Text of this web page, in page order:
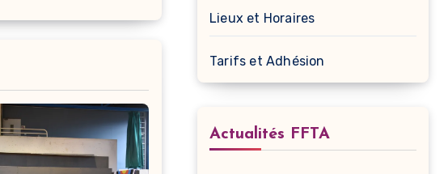
Lieux et Horaires
Tarifs et Adhésion
Actualités FFTA